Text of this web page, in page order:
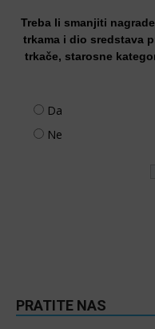
Treba li smanjiti
trkama i dio sredstava
trkače, starosne
Da
Ne
PRATITE NAS